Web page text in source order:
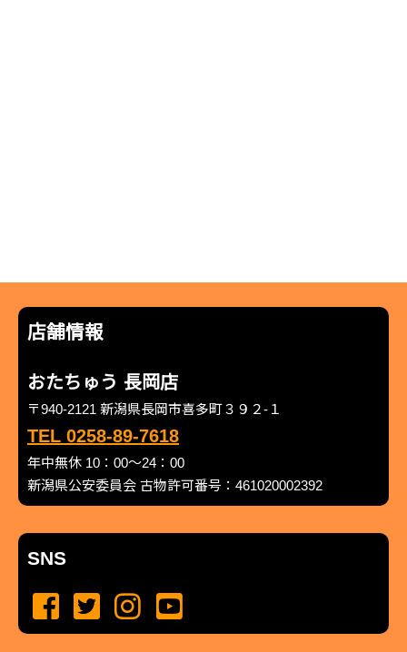
店舗情報
おたちゅう 長岡店
〒940-2121 新潟県長岡市喜多町３９２-１
TEL 0258-89-7618
年中無休 10：00～24：00
新潟県公安委員会 古物許可番号：461020002392
SNS